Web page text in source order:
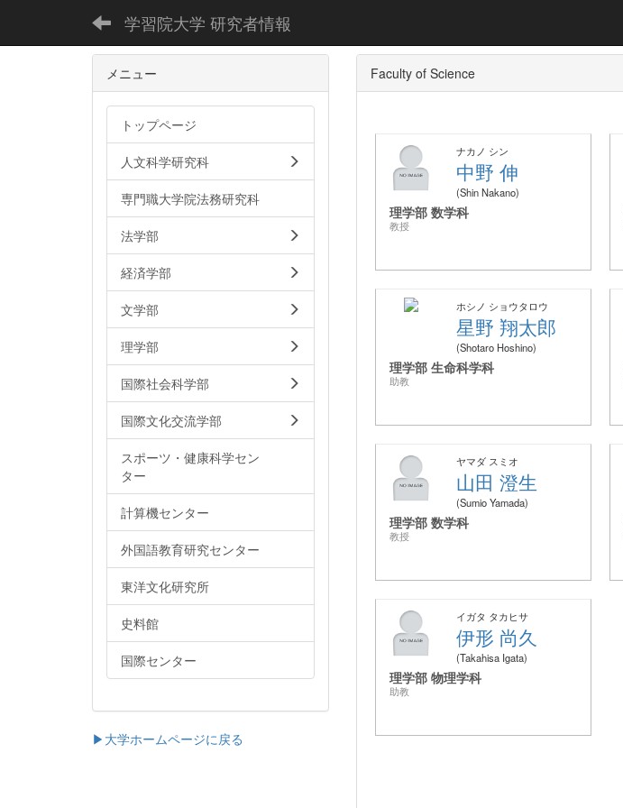
学習院大学 研究者情報
Faculty of Science
ナカノ シン
中野 伸
Shin Nakano
理学部 数学科
教授
ホシノ ショウタロウ
星野 翔太郎
Shotaro Hoshino
理学部 生命科学科
助教
ヤマダ スミオ
山田 澄生
Sumio Yamada
理学部 数学科
教授
イガタ タカヒサ
伊形 尚久
Takahisa Igata
理学部 物理学科
助教
メニュー
トップページ
人文科学研究科
専門職大学院法務研究科
法学部
経済学部
文学部
理学部
国際社会科学部
国際文化交流学部
スポーツ・健康科学セン
ター
計算機センター
外国語教育研究センター
東洋文化研究所
史料館
国際センター
▶大学ホームページに戻る